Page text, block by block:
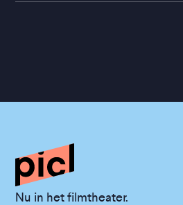
Nu in het filmtheater.